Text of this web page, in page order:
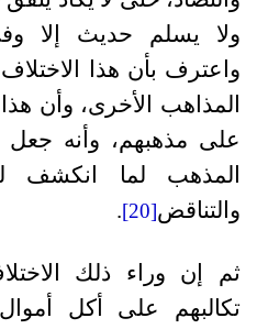
ولا يسلم حديث إلا
واعترف بأن هذا
المذاهب الأخرى، وأن
على مذهبهم، وأنه جعل
المذهب لما انكشف
والتناقض[20]
.
ثم إن وراء ذلك
تكالبهم على أكل